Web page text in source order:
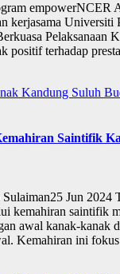
empowerNCER
kerjasama Universiti
Pelaksanaan
positif terhadap
Kandung Suluh
Saintifik
Jun 2024
kemahiran saintifik
awal kanak-kanak
Kemahiran ini